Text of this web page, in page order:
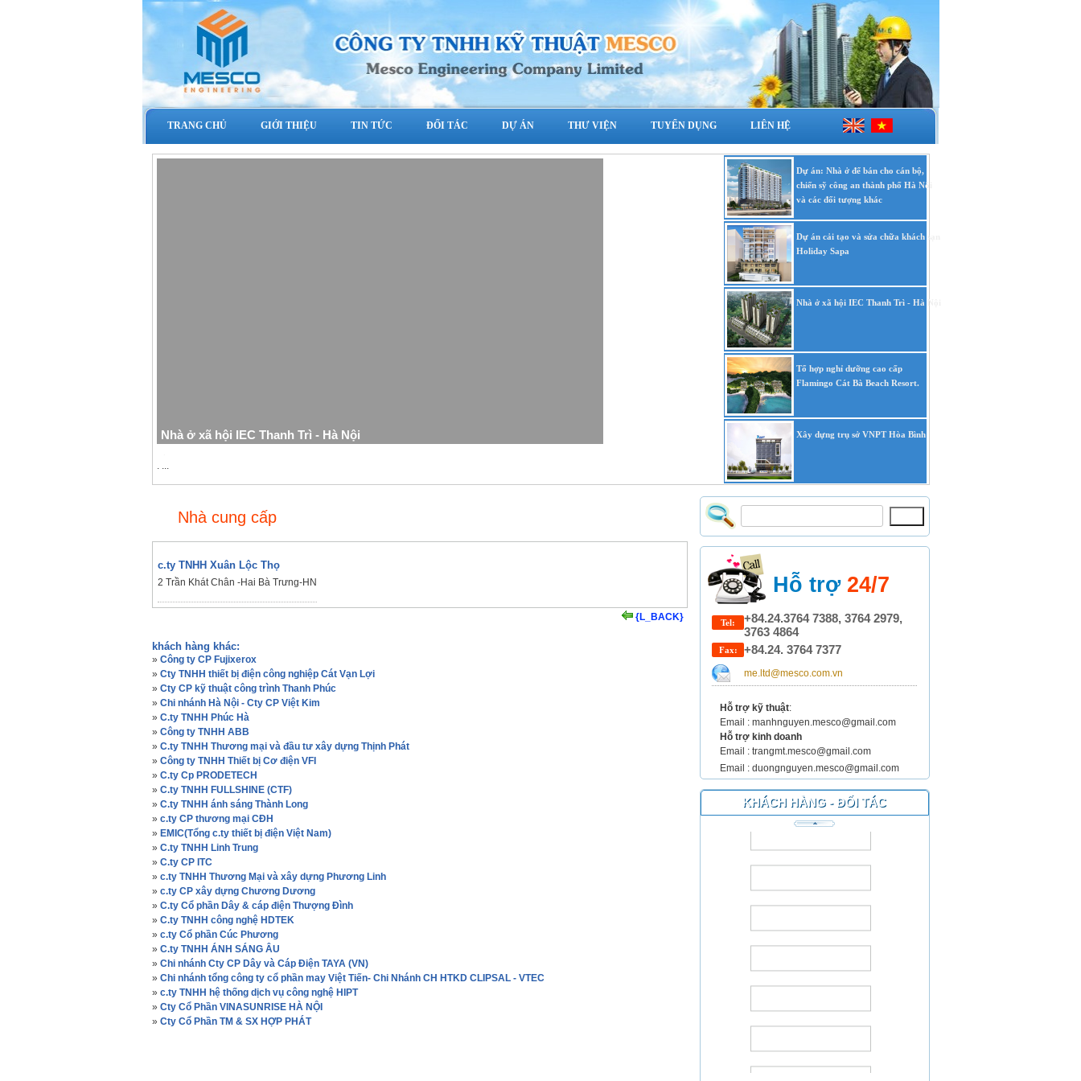
TRANG CHỦ GIỚI THIỆU TIN TỨC ĐỐI TÁC DỰ ÁN THƯ VIỆN TUYỂN DỤNG LIÊN HỆ
Dự án: Nhà ở để bán cho cán bộ,
chiến sỹ công an thành phố Hà Nội
và các đối tượng khác
Dự án cải tạo và sửa chữa khách sạn
Holiday Sapa
Nhà ở xã hội IEC Thanh Trì - Hà Nội
Tổ hợp nghỉ dưỡng cao cấp
Flamingo Cát Bà Beach Resort.
Xây dựng trụ sở VNPT Hòa Bình
Nhà ở xã hội IEC Thanh Trì - Hà Nội
. ...
Nhà cung cấp
c.ty TNHH Xuân Lộc Thọ
2 Trần Khát Chân -Hai Bà Trưng-HN
{L_BACK}
khách hàng khác:
» Công ty CP Fujixerox
» Cty TNHH thiết bị điện công nghiệp Cát Vạn Lợi
» Cty CP kỹ thuật công trình Thanh Phúc
» Chi nhánh Hà Nội - Cty CP Việt Kim
» C.ty TNHH Phúc Hà
» Công ty TNHH ABB
» C.ty TNHH Thương mại và đầu tư xây dựng Thịnh Phát
» Công ty TNHH Thiết bị Cơ điện VFI
» C.ty Cp PRODETECH
» C.ty TNHH FULLSHINE (CTF)
» C.ty TNHH ánh sáng Thành Long
» c.ty CP thương mại CĐH
» EMIC(Tổng c.ty thiết bị điện Việt Nam)
» C.ty TNHH Linh Trung
» C.ty CP ITC
» c.ty TNHH Thương Mại và xây dựng Phương Linh
» c.ty CP xây dựng Chương Dương
» C.ty Cổ phần Dây & cáp điện Thượng Đình
» C.ty TNHH công nghệ HDTEK
» c.ty Cổ phần Cúc Phương
» C.ty TNHH ÁNH SÁNG ÂU
» Chi nhánh Cty CP Dây và Cáp Điện TAYA (VN)
» Chi nhánh tổng công ty cổ phần may Việt Tiến- Chi Nhánh CH HTKD CLIPSAL - VTEC
» c.ty TNHH hệ thống dịch vụ công nghệ HIPT
» Cty Cổ Phần VINASUNRISE HÀ NỘI
» Cty Cổ Phần TM & SX HỢP PHÁT
Hỗ trợ 24/7
Tel:
+84.24.3764 7388, 3764 2979,
3763 4864
Fax: +84.24. 3764 7377
me.ltd@mesco.com.vn
Hỗ trợ kỹ thuật:
Email : manhnguyen.mesco@gmail.com
Hỗ trợ kinh doanh
Email : trangmt.mesco@gmail.com
Email : duongnguyen.mesco@gmail.com
KHÁCH HÀNG - ĐỐI TÁC